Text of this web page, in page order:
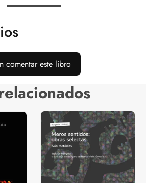
comentar este libro